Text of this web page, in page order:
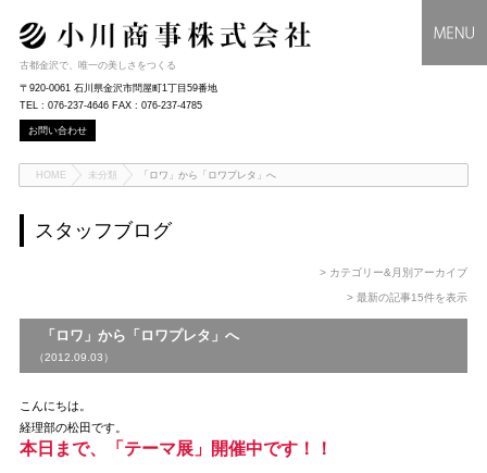
古都金沢で、唯一の美しさをつくる
〒920-0061 石川県金沢市問屋町1丁目59番地
TEL : 076-237-4646 FAX : 076-237-4785
お問い合わせ
HOME 未分類 「ロワ」から「ロワプレタ」へ
スタッフブログ
> カテゴリー&月別アーカイブ
> 最新の記事15件を表示
「ロワ」から「ロワプレタ」へ
（2012.09.03）
こんにちは。
経理部の松田です。
本日まで、「テーマ展」開催中です！！